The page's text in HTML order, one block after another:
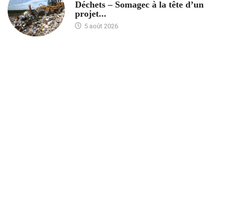
Déchets – Somagec à la tête d’un
projet...
5 août 2026